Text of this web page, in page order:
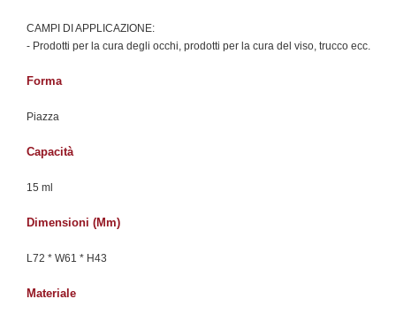
CAMPI DI APPLICAZIONE:
- Prodotti per la cura degli occhi, prodotti per la cura del viso, trucco ecc.
Forma
Piazza
Capacità
15 ml
Dimensioni (mm)
L72 * W61 * H43
Materiale